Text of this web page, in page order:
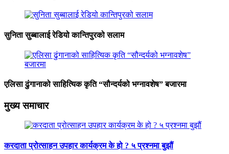
सुनिता सुब्बालाई रेडियो कान्तिपुरको सलाम
एलिसा ढुंगानाको साहित्यिक कृति “सौन्दर्यको भग्नावशेष” बजारमा
मुख्य समाचार
करदाता प्रोत्साहन उपहार कार्यक्रम के हो ? ५ प्रश्नमा बुझौं